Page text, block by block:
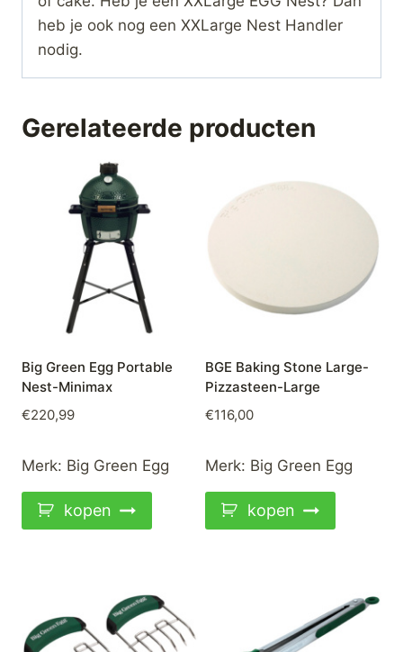
heb je ook nog een XXLarge Nest Handler
nodig.
Gerelateerde producten
Big Green Egg Portable
Nest-Minimax
€220,99
Merk: Big Green Egg
kopen
BGE Baking Stone Large-
Pizzasteen-Large
€116,00
Merk: Big Green Egg
kopen